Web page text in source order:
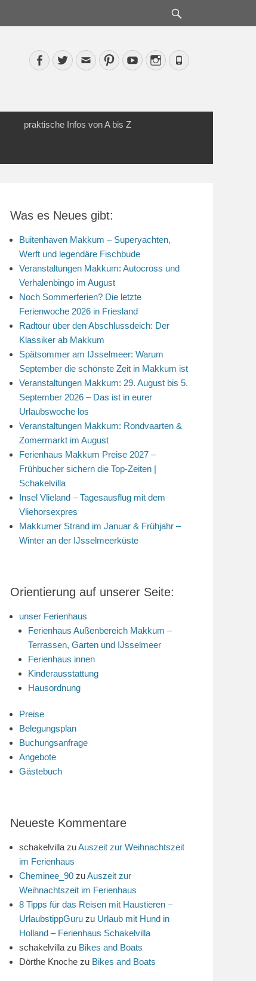
Facebook
TwitterEmailPinterestYouTubeInstagram
Phone
praktische Infos von A bis Z
Was es Neues gibt:
Buitenhaven Makkum – Superyachten,
Werft und legendäre Fischbude
Veranstaltungen Makkum: Autocross und
Verhalenbingo im August
Noch Sommerferien? Die letzte
Ferienwoche 2026 in Friesland
Radtour über den Abschlussdeich: Der
Klassiker ab Makkum
Spätsommer am IJsselmeer: Warum
September die schönste Zeit in Makkum ist
Veranstaltungen Makkum: 29. August bis 5.
September 2026 – Das ist in eurer
Urlaubswoche los
Veranstaltungen Makkum: Rondvaarten &
Zomermarkt im August
Ferienhaus Makkum Preise 2027 –
Frühbucher sichern die Top-Zeiten |
Schakelvilla
Insel Vlieland – Tagesausflug mit dem
Vliehorsexpres
Makkumer Strand im Januar & Frühjahr –
Winter an der IJsselmeerküste
Orientierung auf unserer Seite:
unser Ferienhaus
Ferienhaus Außenbereich Makkum –
Terrassen, Garten und IJsselmeer
Ferienhaus innen
Kinderausstattung
Hausordnung
Preise
Belegungsplan
Buchungsanfrage
Angebote
Gästebuch
Neueste Kommentare
schakelvilla zuAuszeit zur Weihnachtszeit
im Ferienhaus
Cheminee_90 zuAuszeit zur
Weihnachtszeit im Ferienhaus
8 Tipps für das Reisen mit Haustieren –
UrlaubstippGuru zu Urlaub mit Hund in
Holland – Ferienhaus Schakelvilla
schakelvilla zu Bikes and Boats
Dörthe Knoche zu Bikes and Boats